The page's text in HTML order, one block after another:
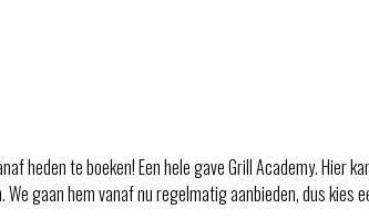
heden te boeken! Een hele gave Grill Academy. Hier
We gaan hem vanaf nu regelmatig aanbieden, dus kies